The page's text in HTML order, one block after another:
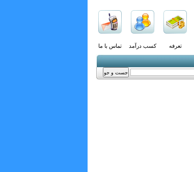
تعرفه کسب درآمد تماس با ما